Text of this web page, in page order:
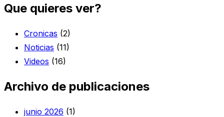
Que quieres ver?
Cronicas (2)
Noticias (11)
Videos (16)
Archivo de publicaciones
junio 2026 (1)